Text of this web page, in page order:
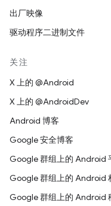
出厂映像
驱动程序二进制文件
关注
X 上的 @Android
X 上的 @AndroidDev
Android 博客
Google 安全博客
Google 群组上的 Android
Google 群组上的 Android
Google 群组上的 Android